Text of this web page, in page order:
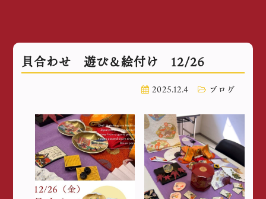
貝合わせ 遊び＆絵付け 12/26
2025.12.4 ブログ